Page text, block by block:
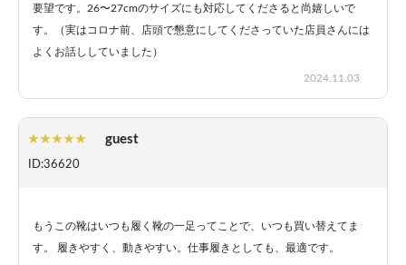
要望です。26〜27cmのサイズにも対応してくださると尚嬉しいで
す。（実はコロナ前、店頭で懇意にしてくださっていた店員さんには
よくお話ししていました）
2024.11.03
guest
ID:36620
もうこの靴はいつも履く靴の一足ってことで、いつも買い替えてま
す。 履きやすく、動きやすい。仕事履きとしても、最適です。